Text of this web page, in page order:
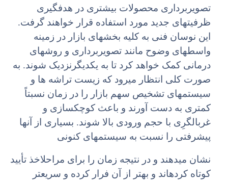
تصویربرداری محصولات بیشتری در هدفگیری
ظرفیتهای جدید مورد استفاده قرار خواهند گرفت.
این نوسان فنی به کلیه بخشهای بازار در زمینه
واسطهای وضوح مانند تصویربرداری و روشهای
درمانی کمک خواهد کرد تا به یکدیگرنزدیک شوند. به
صورت کلی انتظار میرود که زیست تراشه ها و
سیستمهای تشخیص سهم بازار را در زمان نسبتاً
کمتری به دست آورند و باعث کوچکسازی و
غربالگرِی با حجم ورودی بالا شوند. بسیاری از آنها
پیشرفتی را نسبت به سیستمهای کنونی
نشان میدهند و در نتیجه زمان را برای مراحلاخذ تأیید
کوتاه کردهاند و بهتر از آن فرار کرده و سریعتر